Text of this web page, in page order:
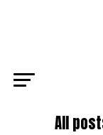
All